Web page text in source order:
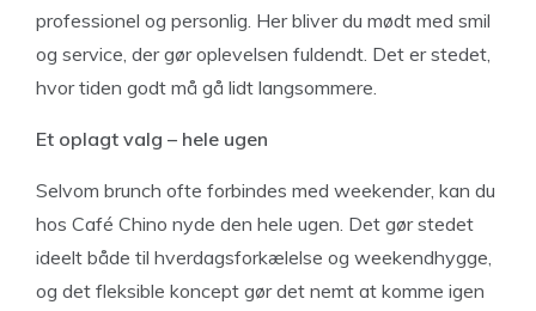
professionel og personlig. Her bliver du mødt med smil
og service, der gør oplevelsen fuldendt. Det er stedet,
hvor tiden godt må gå lidt langsommere.
Et oplagt valg – hele ugen
Selvom brunch ofte forbindes med weekender, kan du
hos Café Chino nyde den hele ugen. Det gør stedet
ideelt både til hverdagsforkælelse og weekendhygge,
og det fleksible koncept gør det nemt at komme igen